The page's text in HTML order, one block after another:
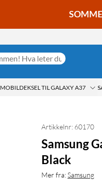
MOBILDEKSEL TIL GALAXY A37
Artikkelnr: 60170
Samsung
Black
Mer fra:Samsung